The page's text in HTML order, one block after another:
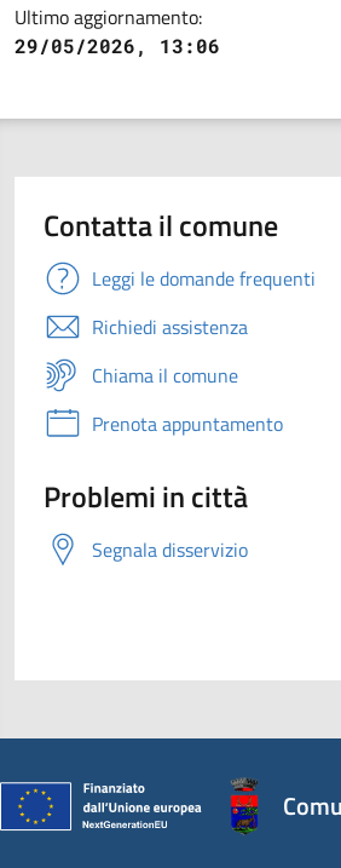
Ultimo aggiornamento:
29/05/2026, 13:06
Contatta il comune
Leggi le domande frequenti
Richiedi assistenza
Chiama il comune
Prenota appuntamento
Problemi in città
Segnala disservizio